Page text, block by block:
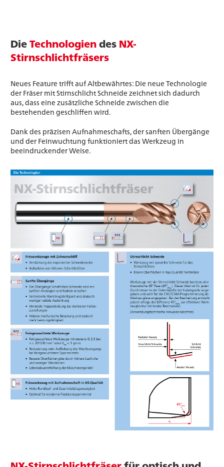
DieTechnologiendes NX-
Stirnschlichtfräsers
Neues Feature trifft auf Altbewährtes: Die neue Technologie
der Fräser mit Stirnschlicht Schneide zeichnet sich dadurch
aus, dass eine zusätzliche Schneide zwischen die
bestehenden geschliffen wird.
Dank des präzisen Aufnahmeschafts, der sanften Übergänge
und der Feinwuchtung funktioniert das Werkzeug in
beeindruckender Weise.